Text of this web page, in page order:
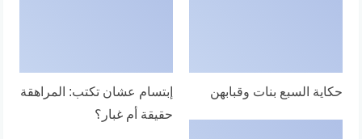
إبتسام عشان تكتب: المراهقة
حقيقة أم غبار؟
حكاية السبع بنات وقبابهن